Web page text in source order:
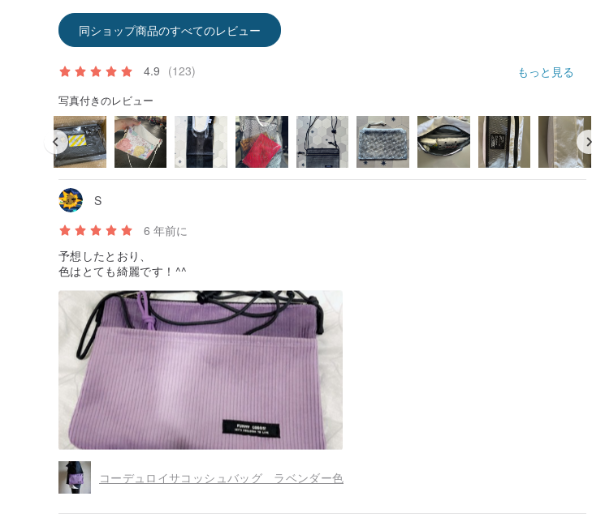
同ショップ商品のすべてのレビュー
4.9 (123) もっと見る
写真付きのレビュー
S
6 年前に
予想したとおり、
色はとても綺麗です！^^
コーデュロイサコッシュバッグ ラベンダー色